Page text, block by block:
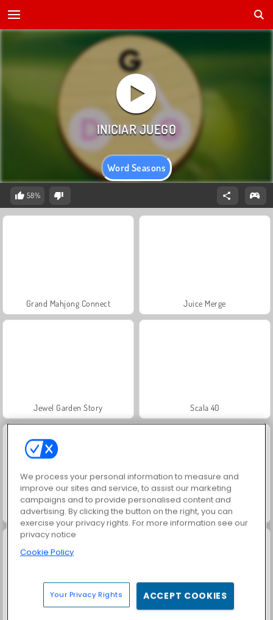
Word Seasons
58%
Grand Mahjong Connect Juice Merge
Jewel Garden Story Scala 40
Solitaire Social Trollface Quest: USA 2
We process your personal information to measure and
improve our sites and service, to assist our marketing
campaigns and to provide personalised content and
advertising. By clicking the button on the right, you can
exercise your privacy rights. For more information see our
privacy notice
Cookie Policy
Your Privacy Rights ACCEPT COOKIES